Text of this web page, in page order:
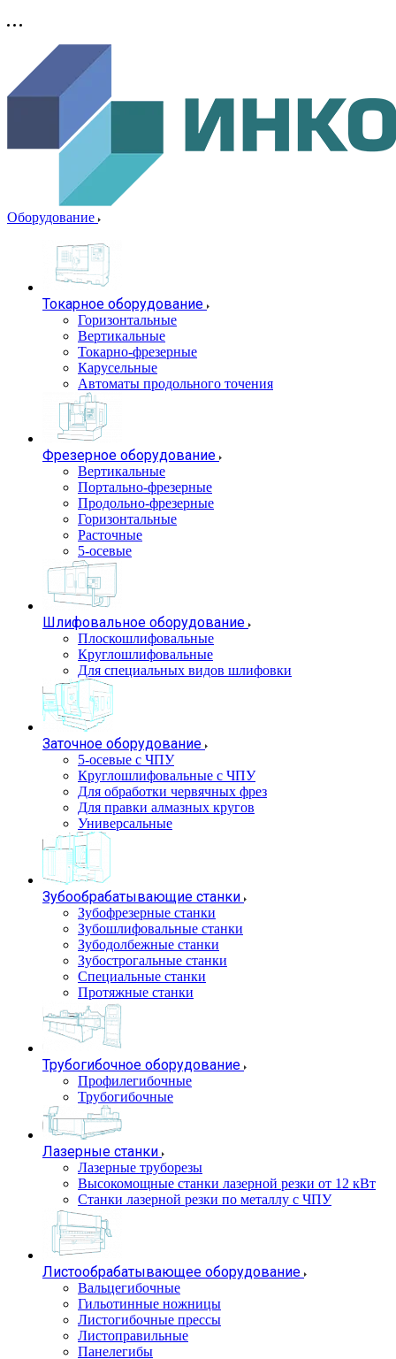
Оборудование
Токарное оборудование
Горизонтальные
Вертикальные
Токарно-фрезерные
Карусельные
Автоматы продольного точения
Фрезерное оборудование
Вертикальные
Портально-фрезерные
Продольно-фрезерные
Горизонтальные
Расточные
5-осевые
Шлифовальное оборудование
Плоскошлифовальные
Круглошлифовальные
Для специальных видов шлифовки
Заточное оборудование
5-осевые с ЧПУ
Круглошлифовальные с ЧПУ
Для обработки червячных фрез
Для правки алмазных кругов
Универсальные
Зубообрабатывающие станки
Зубофрезерные станки
Зубошлифовальные станки
Зубодолбежные станки
Зубострогальные станки
Специальные станки
Протяжные станки
Трубогибочное оборудование
Профилегибочные
Трубогибочные
Лазерные станки
Лазерные труборезы
Высокомощные станки лазерной резки от 12 кВт
Станки лазерной резки по металлу с ЧПУ
Листообрабатывающее оборудование
Вальцегибочные
Гильотинные ножницы
Листогибочные прессы
Листоправильные
Панелегибы